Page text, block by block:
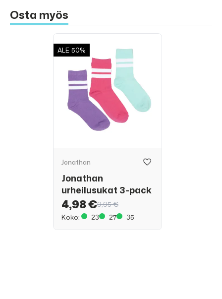
Osta myös
ALE 50%
Jonathan
Jonathan
urheilusukat 3-pack
4,98 €9,95 €
Koko:
23 27 35